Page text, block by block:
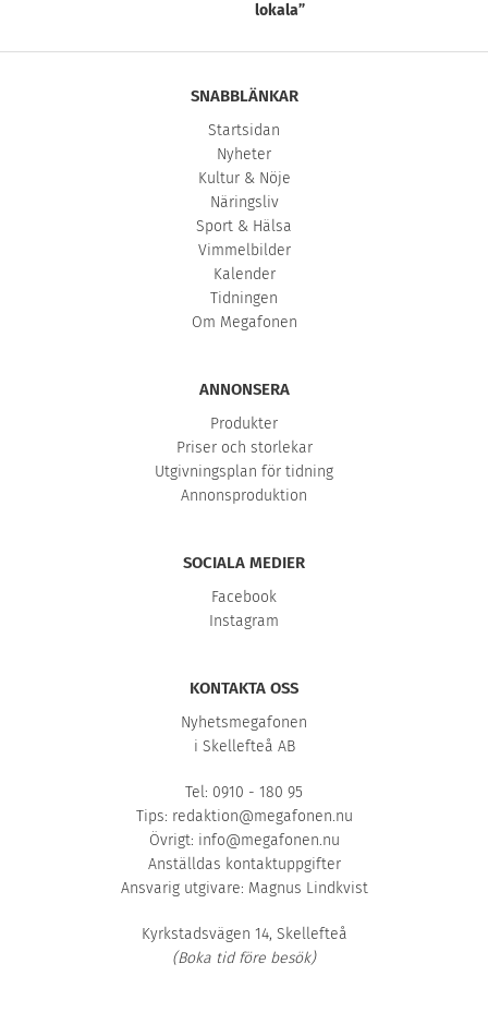
lokala”
SNABBLÄNKAR
Startsidan
Nyheter
Kultur & Nöje
Näringsliv
Sport & Hälsa
Vimmelbilder
Kalender
Tidningen
Om Megafonen
ANNONSERA
Produkter
Priser och storlekar
Utgivningsplan för tidning
Annonsproduktion
SOCIALA MEDIER
Facebook
Instagram
KONTAKTA OSS
Nyhetsmegafonen
i Skellefteå AB
Tel: 0910 - 180 95
Tips: redaktion@megafonen.nu
Övrigt: info@megafonen.nu
Anställdas kontaktuppgifter
Ansvarig utgivare: Magnus Lindkvist
Kyrkstadsvägen 14, Skellefteå
(Boka tid före besök)